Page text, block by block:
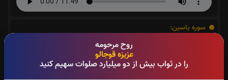
روح مرحومه
عزیزه قوجالو
را در ثواب بیش از دو میلیارد صلوات سهیم کنید
سوره یاسین:
صوت سوره یاسین